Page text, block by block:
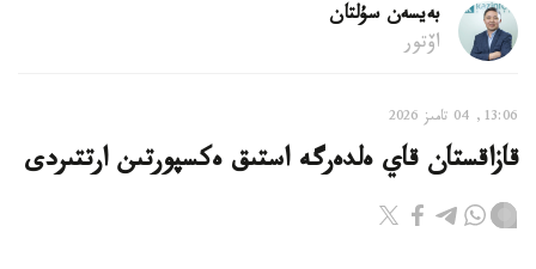
بەيسەن سۇلتان
اۆتور
13:06, 04 تامىز 2026
قازاقستان قاي ەلدەرگە استىق ەكسپورتىن ارتتىردى